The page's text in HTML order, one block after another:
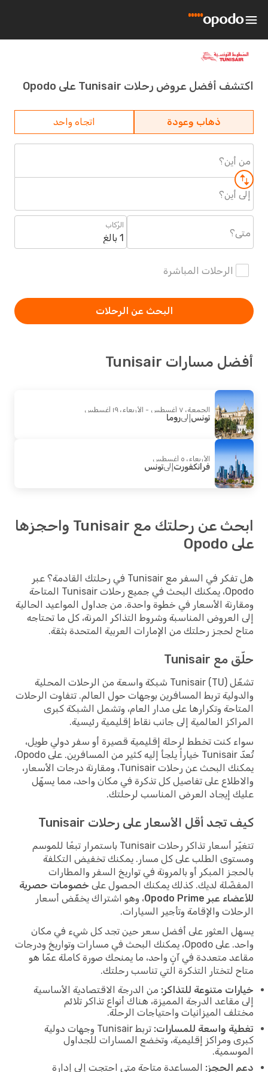
اكتشف أفضل عروض رحلات Tunisair على Opodo
ذهاب وعودة اتجاه واحد
من أين؟
إلى أين؟
متى؟
الرُكاب
1 بالغ
الرحلات المباشرة
البحث عن الرحلات
أفضل مسارات Tunisair
الجمعة، ٧ أغسطس - الأربعاء، ١٩ أغسطس
تونسإلىروما
الأربعاء، ٥ أغسطس
فرانكفورتإلىتونس
ابحث عن رحلتك مع Tunisair واحجزها
على Opodo
هل تفكر في السفر مع Tunisair في رحلتك القادمة؟ عبر
Opodo، يمكنك البحث في جميع رحلات Tunisair المتاحة
ومقارنة الأسعار في خطوة واحدة. من جداول المواعيد الحالية
إلى العروض المناسبة وشروط التذاكر المرنة، كل ما تحتاجه
متاح لحجز رحلتك من الإمارات العربية المتحدة بثقة.
حلّق مع Tunisair
تشغّل Tunisair (TU) شبكة واسعة من الرحلات المحلية
والدولية تربط المسافرين بوجهات حول العالم. تتفاوت الرحلات
المتاحة وتكرارها على مدار العام، وتشمل الشبكة كبرى
المراكز العالمية إلى جانب نقاط إقليمية رئيسية.
سواء كنت تخطط لرحلة إقليمية قصيرة أو سفر دولي طويل،
تُعدّ Tunisair خياراً يلجأ إليه كثير من المسافرين. على Opodo،
يمكنك البحث عن رحلات Tunisair، ومقارنة درجات الأسعار،
والاطلاع على تفاصيل كل تذكرة في مكان واحد، مما يسهّل
عليك إيجاد العرض المناسب لرحلتك.
كيف تجد أقل الأسعار على رحلات Tunisair
تتغيّر أسعار تذاكر رحلات Tunisair باستمرار تبعًا للموسم
ومستوى الطلب على كل مسار. يمكنك تخفيض التكلفة
بالحجز المبكر أو بالمرونة في تواريخ السفر والمطارات
المفضّلة لديك. كذلك يمكنك الحصول على خصومات حصرية
للأعضاء عبر Opodo Prime
، وهو اشتراك يخفّض أسعار
الرحلات والإقامة وتأجير السيارات.
يسهل العثور على أفضل سعر حين تجد كل شيء في مكان
واحد. على Opodo، يمكنك البحث في مسارات وتواريخ ودرجات
مقاعد متعددة في آنٍ واحد، ما يمنحك صورة كاملة عمّا هو
متاح لتختار التذكرة التي تناسب رحلتك.
خيارات متنوعة للتذاكر: من الدرجة الاقتصادية الأساسية
إلى مقاعد الدرجة المميزة، هناك أنواع تذاكر تلائم
مختلف الميزانيات واحتياجات الرحلة.
تغطية واسعة للمسارات:
تربط Tunisair وجهات دولية
كبرى ومراكز إقليمية، وتخضع المسارات للجداول
الموسمية.
دعم الحجز: المساعدة متاحة متى احتجت إلى إدارة